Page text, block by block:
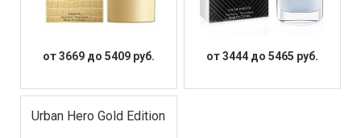
от 3669 до 5409 руб. от 3444 до 5465 руб.
Urban Hero Gold Edition